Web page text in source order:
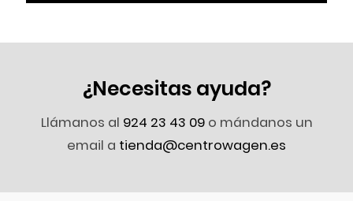
¿Necesitas ayuda?
Llámanos al 924 23 43 09o mándanos un
email a tienda@centrowagen.es